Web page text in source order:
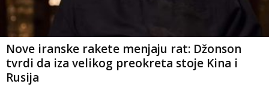
Nove iranske rakete menjaju rat: Džonson
tvrdi da iza velikog preokreta stoje Kina i
Rusija